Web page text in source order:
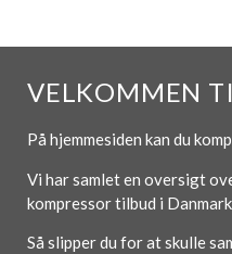
VELKOMMEN
På hjemmesiden kan du
Vi har samlet en oversigt
kompressor tilbud i
Så slipper du for at skulle